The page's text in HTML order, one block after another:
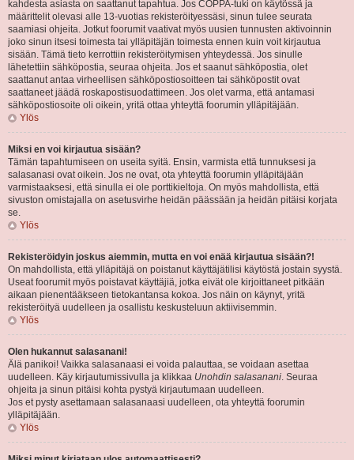
kahdesta asiasta on saattanut tapahtua. Jos COPPA-tuki on käytössä ja
määrittelit olevasi alle 13-vuotias rekisteröityessäsi, sinun tulee seurata
saamiasi ohjeita. Jotkut foorumit vaativat myös uusien tunnusten aktivoinnin
joko sinun itsesi toimesta tai ylläpitäjän toimesta ennen kuin voit kirjautua
sisään. Tämä tieto kerrottiin rekisteröitymisen yhteydessä. Jos sinulle
lähetettiin sähköpostia, seuraa ohjeita. Jos et saanut sähköpostia, olet
saattanut antaa virheellisen sähköpostiosoitteen tai sähköpostit ovat
saattaneet jäädä roskapostisuodattimeen. Jos olet varma, että antamasi
sähköpostiosoite oli oikein, yritä ottaa yhteyttä foorumin ylläpitäjään.
Ylös
Miksi en voi kirjautua sisään?
Tämän tapahtumiseen on useita syitä. Ensin, varmista että tunnuksesi ja
salasanasi ovat oikein. Jos ne ovat, ota yhteyttä foorumin ylläpitäjään
varmistaaksesi, että sinulla ei ole porttikieltoja. On myös mahdollista, että
sivuston omistajalla on asetusvirhe heidän päässään ja heidän pitäisi korjata
se.
Ylös
Rekisteröidyin joskus aiemmin, mutta en voi enää kirjautua sisään?!
On mahdollista, että ylläpitäjä on poistanut käyttäjätilisi käytöstä jostain syystä.
Useat foorumit myös poistavat käyttäjiä, jotka eivät ole kirjoittaneet pitkään
aikaan pienentääkseen tietokantansa kokoa. Jos näin on käynyt, yritä
rekisteröityä uudelleen ja osallistu keskusteluun aktiivisemmin.
Ylös
Olen hukannut salasanani!
Älä panikoi! Vaikka salasanaasi ei voida palauttaa, se voidaan asettaa
uudelleen. Käy kirjautumissivulla ja klikkaa Unohdin salasanani. Seuraa
ohjeita ja sinun pitäisi kohta pystyä kirjautumaan uudelleen.
Jos et pysty asettamaan salasanaasi uudelleen, ota yhteyttä foorumin
ylläpitäjään.
Ylös